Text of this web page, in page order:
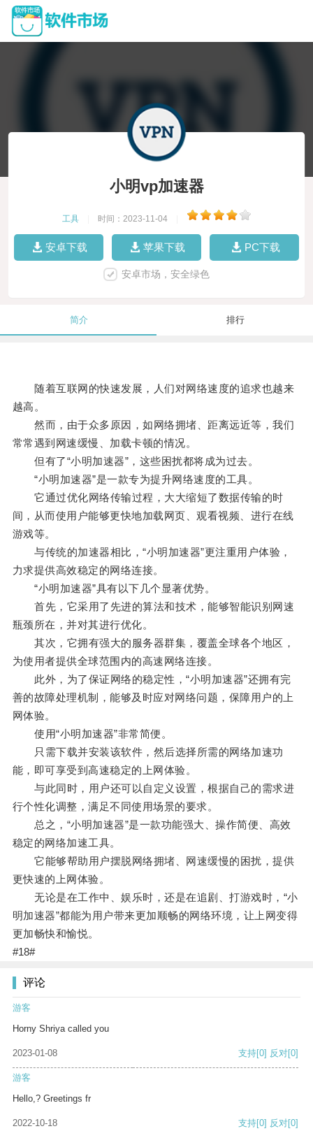
小明vp加速器
工具 时间：2023-11-04
安卓下载 苹果下载 PC下载
安卓市场，安全绿色
简介 排行
随着互联网的快速发展，人们对网络速度的追求也越来
越高。
然而，由于众多原因，如网络拥堵、距离远近等，我们
常常遇到网速缓慢、加载卡顿的情况。
但有了“小明加速器”，这些困扰都将成为过去。
“小明加速器”是一款专为提升网络速度的工具。
它通过优化网络传输过程，大大缩短了数据传输的时
间，从而使用户能够更快地加载网页、观看视频、进行在线
游戏等。
与传统的加速器相比，“小明加速器”更注重用户体验，
力求提供高效稳定的网络连接。
“小明加速器”具有以下几个显著优势。
首先，它采用了先进的算法和技术，能够智能识别网速
瓶颈所在，并对其进行优化。
其次，它拥有强大的服务器群集，覆盖全球各个地区，
为使用者提供全球范围内的高速网络连接。
此外，为了保证网络的稳定性，“小明加速器”还拥有完
善的故障处理机制，能够及时应对网络问题，保障用户的上
网体验。
使用“小明加速器”非常简便。
只需下载并安装该软件，然后选择所需的网络加速功
能，即可享受到高速稳定的上网体验。
与此同时，用户还可以自定义设置，根据自己的需求进
行个性化调整，满足不同使用场景的要求。
总之，“小明加速器”是一款功能强大、操作简便、高效
稳定的网络加速工具。
它能够帮助用户摆脱网络拥堵、网速缓慢的困扰，提供
更快速的上网体验。
无论是在工作中、娱乐时，还是在追剧、打游戏时，“小
明加速器”都能为用户带来更加顺畅的网络环境，让上网变得
更加畅快和愉悦。
#18#
评论
游客
Horny Shriya called you
2023-01-08 支持[0] 反对[0]
游客
Hello,? Greetings fr
2022-10-18 支持[0] 反对[0]